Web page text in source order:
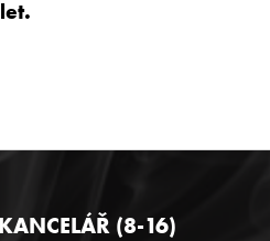
KANCELÁŘ (8-16)